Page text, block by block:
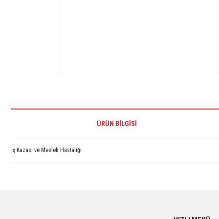
ÜRÜN BILGISI
İş Kazası ve Meslek Hastalığı